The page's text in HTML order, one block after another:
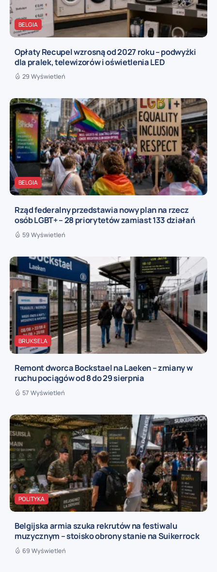
BELGIA
Opłaty Recupel wzrosną od 2027 roku – podwyżki
dla pralek, telewizorów i oświetlenia LED
29 Wyświetleń
BELGIA
Rząd federalny przedstawia nowy plan na rzecz
osób LGBT+ – 28 priorytetów zamiast 133 działań
59 Wyświetleń
BRUKSELA
Remont dworca Bockstael na Laeken – zmiany w
ruchu pociągów od 8 do 29 sierpnia
57 Wyświetleń
POLITYKA
Belgijska armia szuka rekrutów na festiwalu
muzycznym – stoisko obrony stanie na Suikerrock
69 Wyświetleń